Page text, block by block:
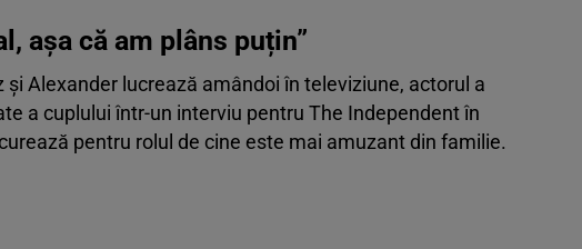
așa că am plâns puțin”
Alexander lucrează amândoi în televiziune, actorul a
a cuplului într-un interviu pentru The Independent în
pentru rolul de cine este mai amuzant din familie.